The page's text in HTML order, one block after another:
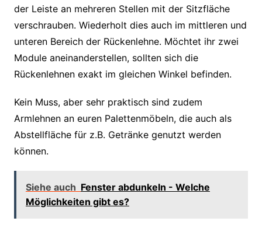
der Leiste an mehreren Stellen mit der Sitzfläche
verschrauben. Wiederholt dies auch im mittleren und
unteren Bereich der Rückenlehne. Möchtet ihr zwei
Module aneinanderstellen, sollten sich die
Rückenlehnen exakt im gleichen Winkel befinden.
Kein Muss, aber sehr praktisch sind zudem
Armlehnen an euren Palettenmöbeln, die auch als
Abstellfläche für z.B. Getränke genutzt werden
können.
Siehe auch Fenster abdunkeln - Welche
Möglichkeiten gibt es?